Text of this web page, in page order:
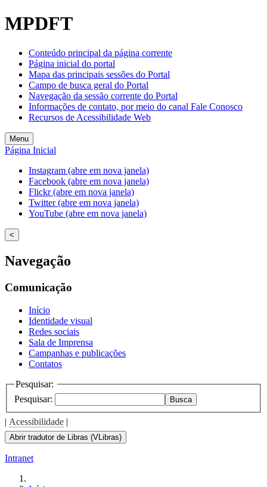
MPDFT
Conteúdo principal da página corrente
Página inicial do portal
Mapa das principais sessões do Portal
Campo de busca geral do Portal
Navegação da sessão corrente do Portal
Informações de contato, por meio do canal Fale Conosco
Recursos de Acessibilidade Web
Menu
Página Inicial
Instagram (abre em nova janela)
Facebook (abre em nova janela)
Flickr (abre em nova janela)
Twitter (abre em nova janela)
YouTube (abre em nova janela)
<
Navegação
Comunicação
Início
Identidade visual
Redes sociais
Sala de Imprensa
Campanhas e publicações
Contatos
Pesquisar:
Pesquisar:
Busca
| Acessibilidade |
Abrir tradutor de Libras (VLibras)
Intranet